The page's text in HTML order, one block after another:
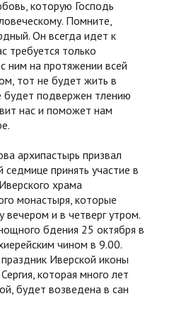
которую Господь
Помните,
Он всегда идет к
требуется только
ним на протяжении всей
тот не будет жить в
будет подвержен тлению
нас и поможет нам
архипастырь призвал
принять участие в
храма
монастыря, которые
вечером и в четверг утром.
бдения 25 октября в
чином в 9.00.
Иверской иконы
которая много лет
будет возведена в сан